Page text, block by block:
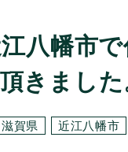
八幡市
きました
滋賀県 近江八幡市